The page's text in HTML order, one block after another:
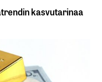
kasvutarinaa